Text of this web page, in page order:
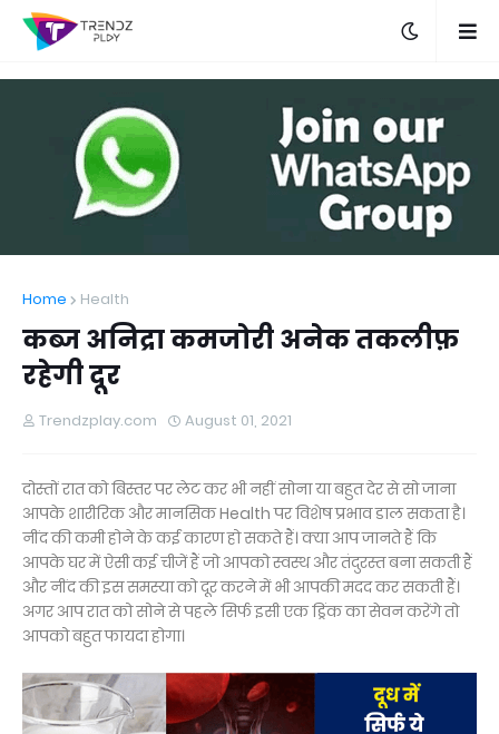
Home Health
कब्ज अनिद्रा कमजोरी अनेक तकलीफ़
रहेगी दूर
Trendzplay.com August 01, 2021
दोस्तों रात को बिस्तर पर लेट कर भी नहीं सोना या बहुत देर से सो जाना
आपके शारीरिक और मानसिक Health पर विशेष प्रभाव डाल सकता है।
नींद की कमी होने के कई कारण हो सकते हैं। क्या आप जानते हैं कि
आपके घर में ऐसी कई चीजें हैं जो आपको स्वस्थ और तंदुरस्त बना सकती हैं
और नींद की इस समस्या को दूर करने में भी आपकी मदद कर सकती हैं।
अगर आप रात को सोने से पहले सिर्फ इसी एक ड्रिंक का सेवन करेंगे तो
आपको बहुत फायदा होगा।